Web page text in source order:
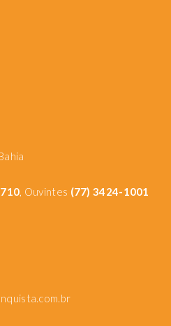
, Ouvintes (77) 3424-1001